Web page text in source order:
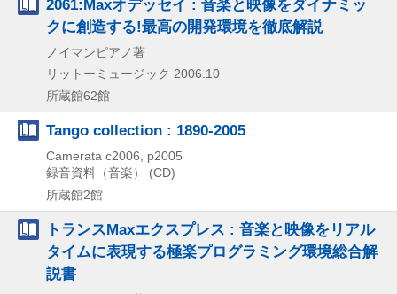
2061:Maxオデッセイ : 音楽と映像をダイナミッ
クに創造する!最高の開発環境を徹底解説
ノイマンピアノ著
リットーミュージック 2006.10
所蔵館62館
Tango collection : 1890-2005
Camerata c2006, p2005
録音資料（音楽） (CD)
所蔵館2館
トランスMaxエクスプレス : 音楽と映像をリアル
タイムに表現する極楽プログラミング環境総合解
説書